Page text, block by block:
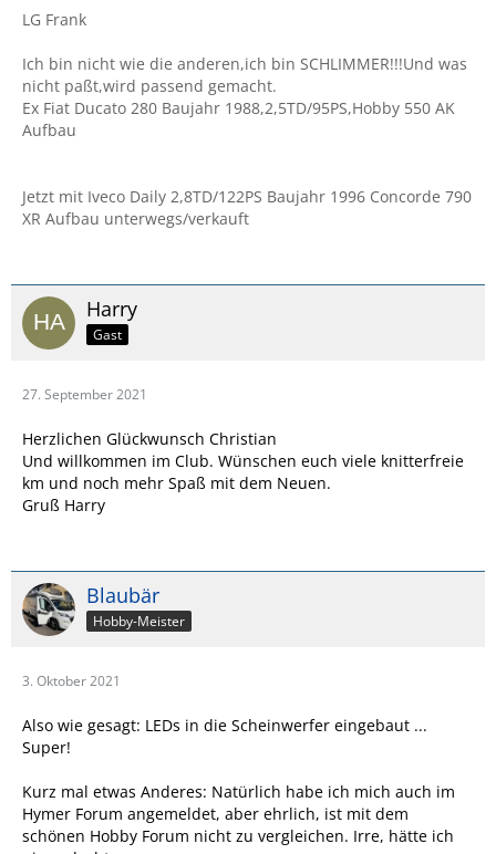
LG Frank
Ich bin nicht wie die anderen,ich bin SCHLIMMER!!!Und was
nicht paßt,wird passend gemacht.
Ex Fiat Ducato 280 Baujahr 1988,2,5TD/95PS,Hobby 550 AK
Aufbau
Jetzt mit Iveco Daily 2,8TD/122PS Baujahr 1996 Concorde 790
XR Aufbau unterwegs/verkauft
Harry
Gast
27. September 2021
Herzlichen Glückwunsch Christian
Und willkommen im Club. Wünschen euch viele knitterfreie
km und noch mehr Spaß mit dem Neuen.
Gruß Harry
Blaubär
Hobby-Meister
3. Oktober 2021
Also wie gesagt: LEDs in die Scheinwerfer eingebaut ...
Super!
Kurz mal etwas Anderes: Natürlich habe ich mich auch im
Hymer Forum angemeldet, aber ehrlich, ist mit dem
schönen Hobby Forum nicht zu vergleichen. Irre, hätte ich